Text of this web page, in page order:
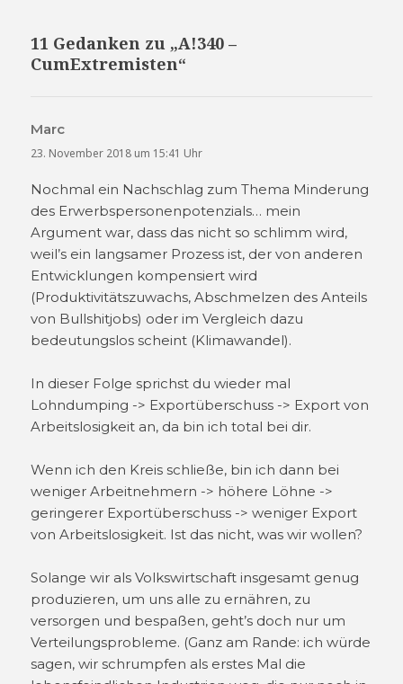
11 Gedanken zu „A!340 –
CumExtremisten“
Marc
23. November 2018 um 15:41 Uhr
Nochmal ein Nachschlag zum Thema Minderung
des Erwerbspersonenpotenzials… mein
Argument war, dass das nicht so schlimm wird,
weil’s ein langsamer Prozess ist, der von anderen
Entwicklungen kompensiert wird
(Produktivitätszuwachs, Abschmelzen des Anteils
von Bullshitjobs) oder im Vergleich dazu
bedeutungslos scheint (Klimawandel).
In dieser Folge sprichst du wieder mal
Lohndumping -> Exportüberschuss -> Export von
Arbeitslosigkeit an, da bin ich total bei dir.
Wenn ich den Kreis schließe, bin ich dann bei
weniger Arbeitnehmern -> höhere Löhne ->
geringerer Exportüberschuss -> weniger Export
von Arbeitslosigkeit. Ist das nicht, was wir wollen?
Solange wir als Volkswirtschaft insgesamt genug
produzieren, um uns alle zu ernähren, zu
versorgen und bespaßen, geht’s doch nur um
Verteilungsprobleme. (Ganz am Rande: ich würde
sagen, wir schrumpfen als erstes Mal die